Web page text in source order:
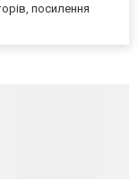
посилення